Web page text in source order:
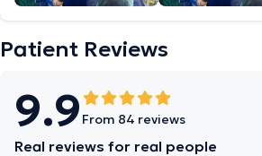
Patient Reviews
9.9 From 84 reviews
Real reviews for real people